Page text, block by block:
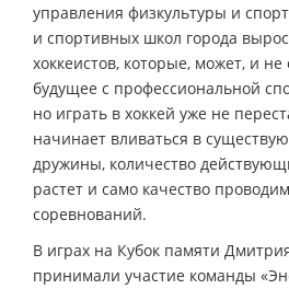
управления физкультуры и
и спортивных школ города
хоккеистов, которые, может, и
будущее с профессиональной
но играть в хоккей уже не
начинает вливаться в
дружины, количество
растет и само качество
соревнований.
В играх на Кубок памяти
принимали участие команды